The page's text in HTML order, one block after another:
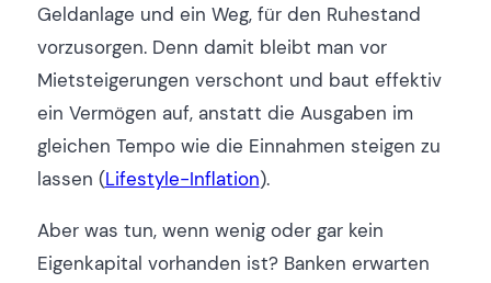
Geldanlage und ein Weg, für den Ruhestand
vorzusorgen. Denn damit bleibt man vor
Mietsteigerungen verschont und baut effektiv
ein Vermögen auf, anstatt die Ausgaben im
gleichen Tempo wie die Einnahmen steigen zu
lassen (Lifestyle-Inflation).
Aber was tun, wenn wenig oder gar kein
Eigenkapital vorhanden ist? Banken erwarten